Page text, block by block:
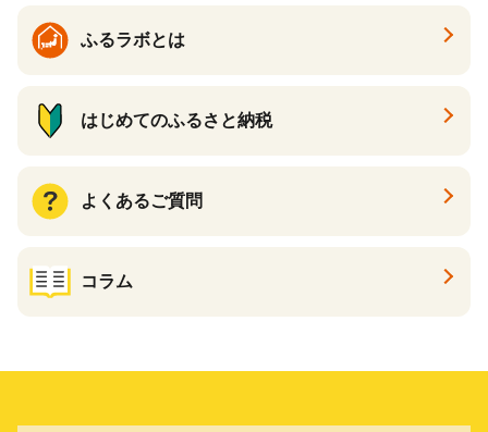
ふるラボとは
はじめてのふるさと納税
よくあるご質問
コラム